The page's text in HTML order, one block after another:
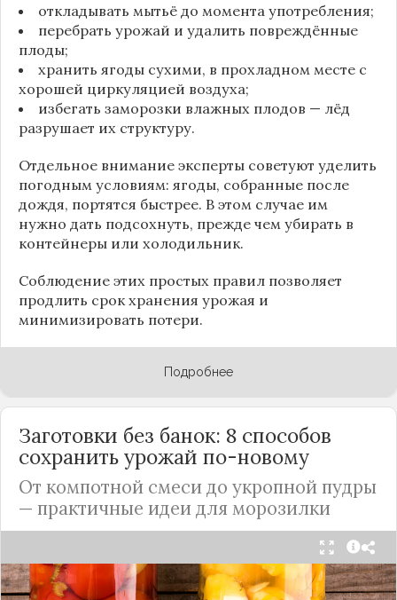
откладывать мытьё до момента употребления;
перебрать урожай и удалить повреждённые
плоды;
хранить ягоды сухими, в прохладном месте с
хорошей циркуляцией воздуха;
избегать заморозки влажных плодов — лёд
разрушает их структуру.
Отдельное внимание эксперты советуют уделить
погодным условиям: ягоды, собранные после
дождя, портятся быстрее. В этом случае им
нужно дать подсохнуть, прежде чем убирать в
контейнеры или холодильник.
Соблюдение этих простых правил позволяет
продлить срок хранения урожая и
минимизировать потери.
Подробнее
Заготовки без банок: 8 способов
сохранить урожай по-новому
От компотной смеси до укропной пудры
— практичные идеи для морозилки
Каждый год, когда приходит пора богатого
урожая, я стараюсь сохранить максимум летних